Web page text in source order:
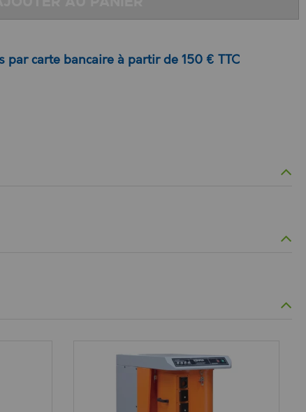
par carte bancaire à partir de 150 € TTC